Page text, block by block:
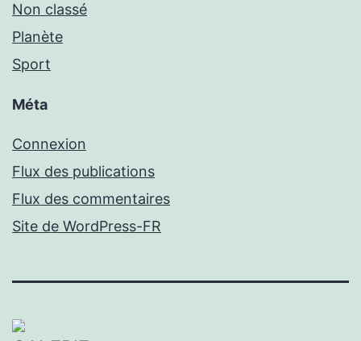
Non classé
Planète
Sport
Méta
Connexion
Flux des publications
Flux des commentaires
Site de WordPress-FR